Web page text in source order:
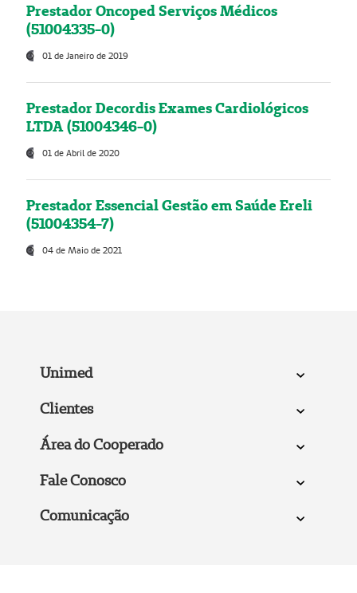
Prestador Oncoped Serviços Médicos
(51004335-0)
01 de Janeiro de 2019
Prestador Decordis Exames Cardiológicos
LTDA (51004346-0)
01 de Abril de 2020
Prestador Essencial Gestão em Saúde Ereli
(51004354-7)
04 de Maio de 2021
Unimed
Clientes
Área do Cooperado
Fale Conosco
Comunicação